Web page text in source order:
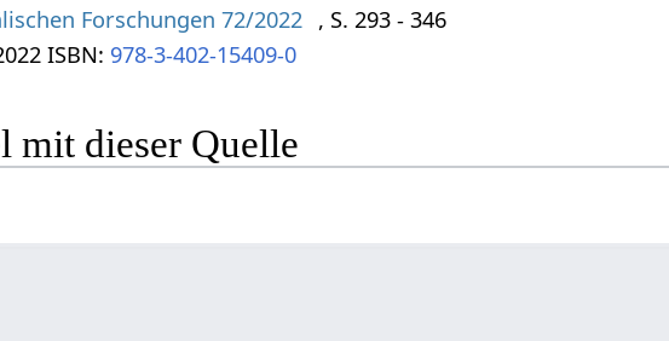
Forschungen 72/2022 , S. 293 - 346
ISBN: 978-3-402-15409-0
mit dieser Quelle